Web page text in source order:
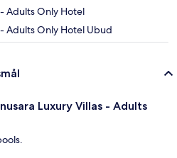
Adults Only Hotel
Adults Only Hotel Ubud
Luxury Villas - Adults